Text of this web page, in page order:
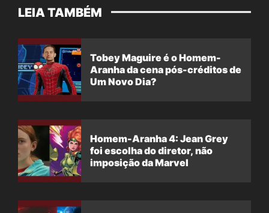
LEIA TAMBÉM
Tobey Maguire é o Homem-
Aranha da cena pós-créditos de
Um Novo Dia?
Homem-Aranha 4: Jean Grey
foi escolha do diretor, não
imposição da Marvel